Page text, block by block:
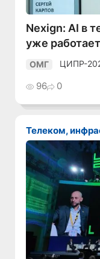
Nexign: AI в
уже
ОМГ ЦИПР-
96 0
Телеком,